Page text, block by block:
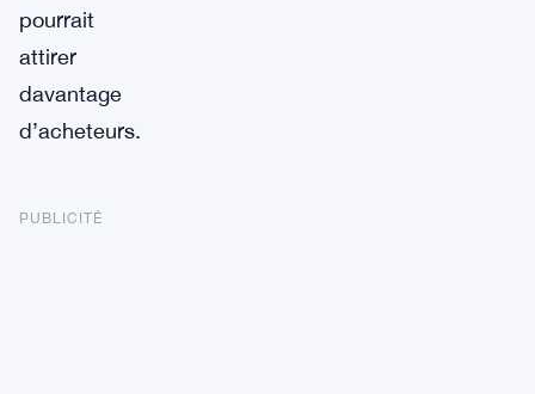
pourrait
attirer
davantage
d’acheteurs.
PUBLICITÉ